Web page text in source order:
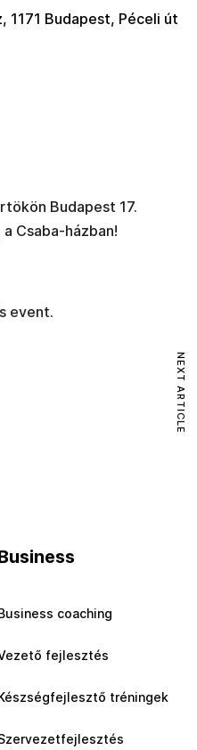
1171 Budapest, Péceli út
Budapest 17.
Csaba-házban!
event.
NEXT ARTICLE
coaching
fejlesztés
tréningek